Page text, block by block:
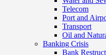
Telecom
Port and
Transport
Oil and
Banking Crisis
Bank